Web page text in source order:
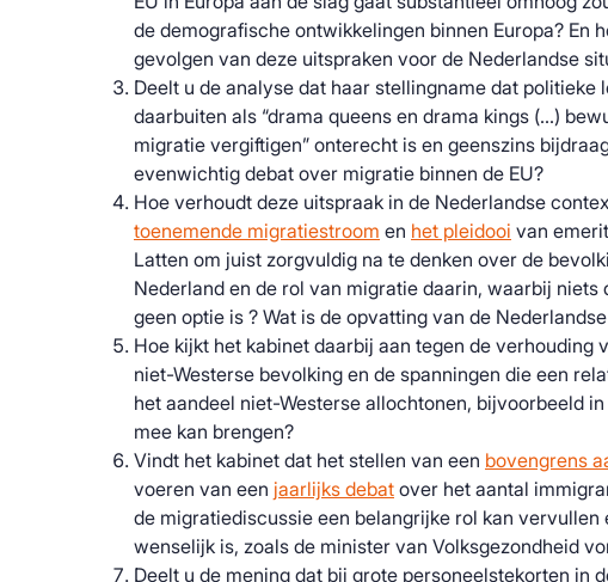
de demografische ontwikkelingen binnen Europa? En
gevolgen van deze uitspraken voor de Nederlandse
Deelt u de analyse dat haar stellingname dat politieke
daarbuiten als “drama queens en drama kings (…)
migratie vergiftigen” onterecht is en geenszins
evenwichtig debat over migratie binnen de EU?
Hoe verhoudt deze uitspraak in de Nederlandse
toenemende migratiestroom en het pleidooi van
Latten om juist zorgvuldig na te denken over de
Nederland en de rol van migratie daarin, waarbij niets
geen optie is ? Wat is de opvatting van de
Hoe kijkt het kabinet daarbij aan tegen de verhouding
niet-Westerse bevolking en de spanningen die een
het aandeel niet-Westerse allochtonen, bijvoorbeeld
mee kan brengen?
Vindt het kabinet dat het stellen van een bovengrens
voeren van een jaarlijks debat over het aantal
de migratiediscussie een belangrijke rol kan vervullen
wenselijk is, zoals de minister van Volksgezondheid
Deelt u de mening dat bij grote personeelstekorten in